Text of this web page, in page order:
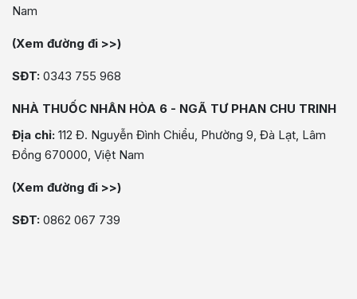
Nam
(Xem đường đi >>)
SĐT: 0343 755 968
NHÀ THUỐC NHÂN HÒA 6 - NGÃ TƯ PHAN CHU TRINH
Địa chỉ: 112 Đ. Nguyễn Đình Chiểu, Phường 9, Đà Lạt, Lâm
Đồng 670000, Việt Nam
(Xem đường đi >>)
SĐT: 0862 067 739